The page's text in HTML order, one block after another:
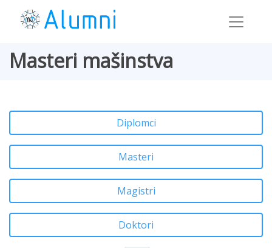
Masteri mašinstva
Diplomci
Masteri
Magistri
Doktori